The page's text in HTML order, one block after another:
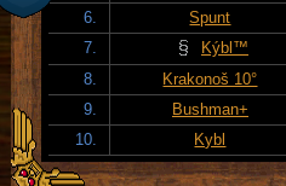
6.
Spunt
7.
Kýbl™
8.
Krakonoš 10°
9.
Bushman+
10.
Kybl